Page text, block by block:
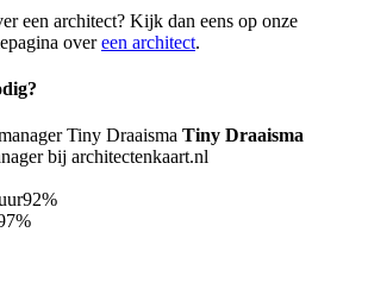
een architect? Kijk dan eens op onze
overeen architect.
Tiny Draaisma
bij architectenkaart.nl
92%